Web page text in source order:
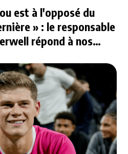
est à l'opposé du
» : le responsable
répond à nos